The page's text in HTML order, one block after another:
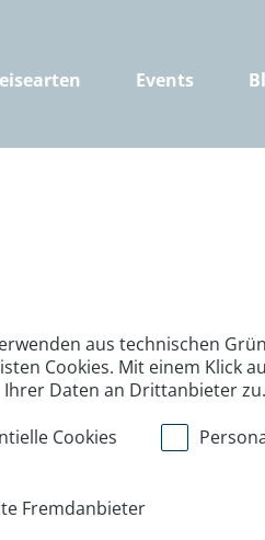
Events
aus technischen
Cookies. Mit einem Klick
Ihrer Daten an Drittanbieter
Cookies
Fremdanbieter